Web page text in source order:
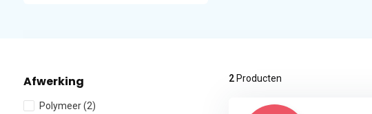
Afwerking
Polymeer(2)
2Producten